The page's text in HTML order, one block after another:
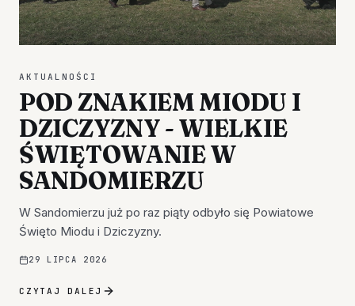
AKTUALNOŚCI
POD ZNAKIEM MIODU I
DZICZYZNY - WIELKIE
ŚWIĘTOWANIE W
SANDOMIERZU
W Sandomierzu już po raz piąty odbyło się Powiatowe
Święto Miodu i Dziczyzny.
29 LIPCA 2026
CZYTAJ DALEJ